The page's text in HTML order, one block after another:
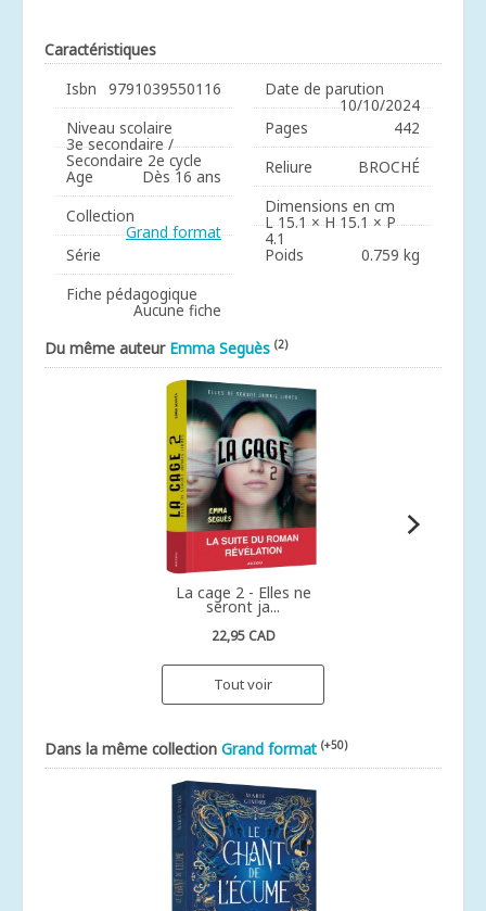
Caractéristiques
Isbn
9791039550116
Niveau scolaire
3e secondaire /
Secondaire 2e cycle
Age
Dès 16 ans
Collection
Grand format
Série
Fiche pédagogique
Aucune fiche
Date de parution
10/10/2024
Pages
442
Reliure
BROCHÉ
Dimensions en cm
L 15.1 × H 15.1 × P
4.1
Poids 0.759 kg
Du même auteur Emma Seguès (2)
La cage 2 - Elles ne
seront ja...
22,95 CAD
Tout voir
Dans la même collection Grand format (+50)